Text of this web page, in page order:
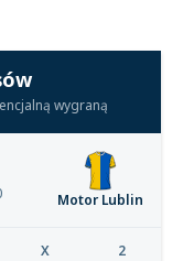
wygraną
Motor Lublin
X 2